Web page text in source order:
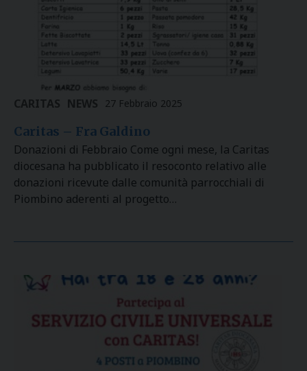
CARITAS NEWS 27 Febbraio 2025
Caritas – Fra Galdino
Donazioni di Febbraio Come ogni mese, la Caritas
diocesana ha pubblicato il resoconto relativo alle
donazioni ricevute dalle comunità parrocchiali di
Piombino aderenti al progetto…